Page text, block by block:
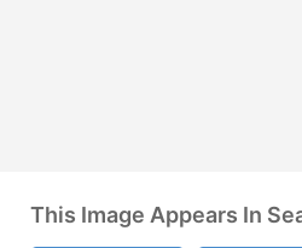
This Image Appears In